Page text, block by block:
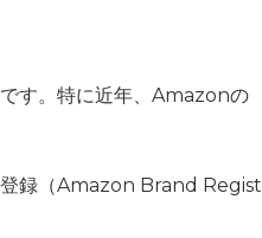
す。特に近年、Amazonの
登録（Amazon Brand Regist